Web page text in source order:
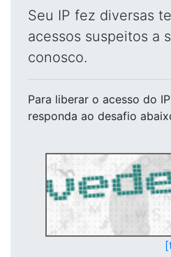
Seu IP fez diversas
acessos suspeitos a
conosco.
Para liberar o acesso do IP
responda ao desafio